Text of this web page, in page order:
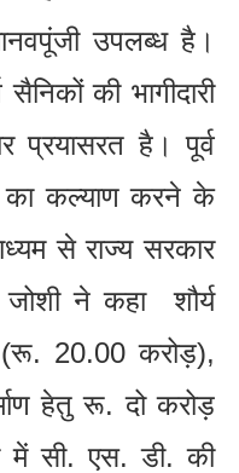
उपलब्ध है।
की भागीदारी
प्रयासरत है। पूर्व
का कल्याण करने के
से राज्य सरकार
ने कहा शौर्य
20.00 करोड़),
हेतु रू. दो करोड़
में सी. एस. डी. की